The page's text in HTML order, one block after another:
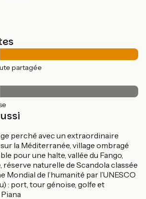
partagée
perché avec un extraordinaire
sur la Méditerranée, village ombragé
pour une halte, vallée du Fango,
réserve naturelle de Scandola classée
Mondial de l’humanité par l’UNESCO
: port, tour génoise, golfe et
Piana